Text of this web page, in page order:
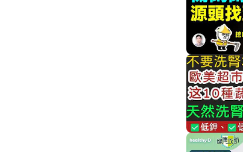
34
35
36